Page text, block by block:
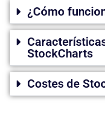
¿Cómo
StockCharts
Costes de